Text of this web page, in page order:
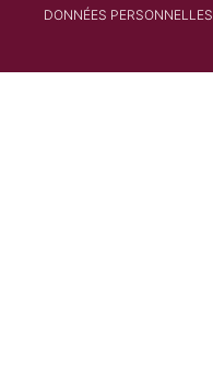
DONNÉES PERSONNELLES